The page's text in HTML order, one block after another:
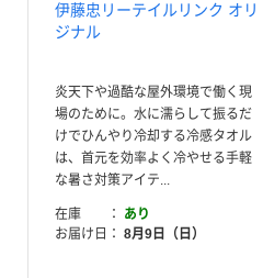
伊藤忠リーテイルリンク オリ
ジナル
炎天下や過酷な屋外環境で働く現
場のために。水に濡らして振るだ
けでひんやり冷却する冷感タオル
は、首元を効率よく冷やせる手軽
な暑さ対策アイテ...
在庫
あり
お届け日
8月9日（日）